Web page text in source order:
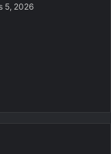
5, 2026